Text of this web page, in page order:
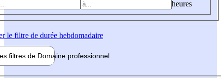
heures
le filtre de durée hebdomadaire
filtres de Domaine professionnel